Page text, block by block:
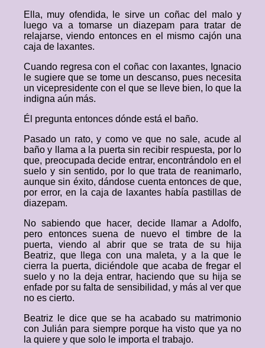
Ella, muy ofendida, le sirve un coñac del malo y
luego va a tomarse un diazepam para tratar de
relajarse, viendo entonces en el mismo cajón una
caja de laxantes.
Cuando regresa con el coñac con laxantes, Ignacio
le sugiere que se tome un descanso, pues necesita
un vicepresidente con el que se lleve bien, lo que la
indigna aún más.
Él pregunta entonces dónde está el baño.
Pasado un rato, y como ve que no sale, acude al
baño y llama a la puerta sin recibir respuesta, por lo
que, preocupada decide entrar, encontrándolo en el
suelo y sin sentido, por lo que trata de reanimarlo,
aunque sin éxito, dándose cuenta entonces de que,
por error, en la caja de laxantes había pastillas de
diazepam.
No sabiendo que hacer, decide llamar a Adolfo,
pero entonces suena de nuevo el timbre de la
puerta, viendo al abrir que se trata de su hija
Beatriz, que llega con una maleta, y a la que le
cierra la puerta, diciéndole que acaba de fregar el
suelo y no la deja entrar, haciendo que su hija se
enfade por su falta de sensibilidad, y más al ver que
no es cierto.
Beatriz le dice que se ha acabado su matrimonio
con Julián para siempre porque ha visto que ya no
la quiere y que solo le importa el trabajo.